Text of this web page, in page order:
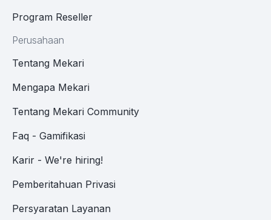
Program Reseller
Perusahaan
Tentang Mekari
Mengapa Mekari
Tentang Mekari Community
Faq - Gamifikasi
Karir - We're hiring!
Pemberitahuan Privasi
Persyaratan Layanan